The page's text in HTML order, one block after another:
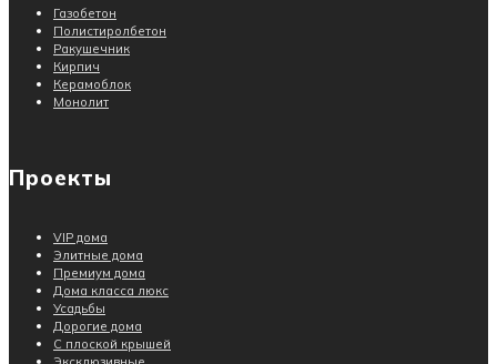
Газобетон
Полистиролбетон
Ракушечник
Кирпич
Керамоблок
Монолит
Проекты
VIP дома
Элитные дома
Премиум дома
Дома класса люкс
Усадьбы
Дорогие дома
С плоской крышей